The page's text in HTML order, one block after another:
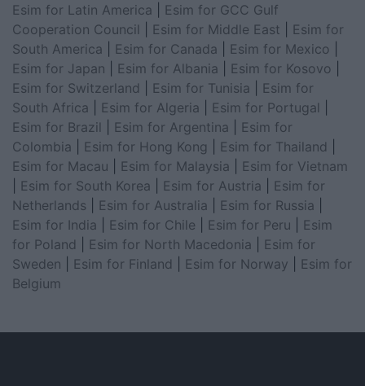
Esim for Latin America
Esim for GCC Gulf
Cooperation Council
Esim for Middle East
Esim for
South America
Esim for Canada Esim for Mexico
Esim for Japan
Esim for Albania Esim for Kosovo
Esim for Switzerland
Esim for Tunisia
Esim for
South Africa
Esim for Algeria Esim for Portugal
Esim for Brazil
Esim for Argentina
Esim for
Colombia
Esim for Hong Kong Esim for Thailand
Esim for Macau
Esim for Malaysia
Esim for Vietnam
Esim for South Korea Esim for Austria
Esim for
Netherlands
Esim for Australia Esim for Russia
Esim for India
Esim for Chile Esim for Peru
Esim
for Poland
Esim for North Macedonia
Esim for
Sweden
Esim for Finland Esim for Norway
Esim for
Belgium